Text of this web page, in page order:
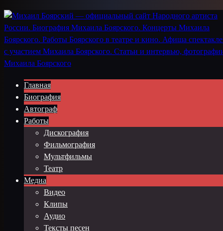
Главная
Биография
Автограф
Работы
Дискография
Фильмография
Мультфильмы
Театр
Медиа
Видео
Клипы
Аудио
Тексты песен